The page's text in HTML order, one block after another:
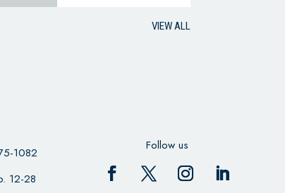
VIEW ALL
1082
12-28
Follow us